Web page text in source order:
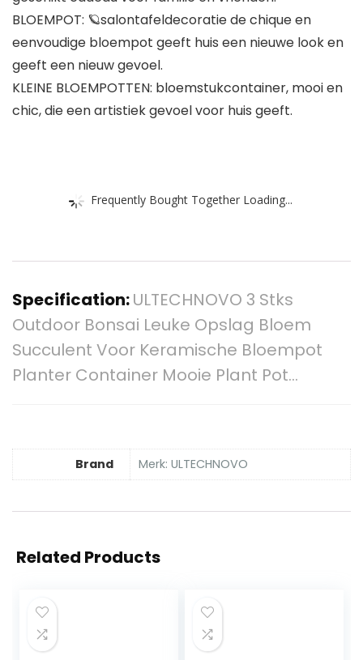
BLOEMPOT: 🪐salontafeldecoratie de chique en
eenvoudige bloempot geeft huis een nieuwe look en
geeft een nieuw gevoel.
KLEINE BLOEMPOTTEN: bloemstukcontainer, mooi en
chic, die een artistiek gevoel voor huis geeft.
Frequently Bought Together Loading...
Specification:ULTECHNOVO 3 Stks
Outdoor Bonsai Leuke Opslag Bloem
Succulent Voor Keramische Bloempot
Planter Container Mooie Plant Pot…
Brand Merk: ULTECHNOVO
Related Products